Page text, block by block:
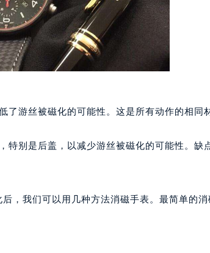
茂环球金融中心写字楼（芙蓉广场）10层13室
楼29层2905室（需提前预约）
务中心（品牌授权店）3层整层（需提前预约）
务中心（品牌授权店）1层整层（需提前预约）
务中心（品牌授权店）1层整层（需提前预约）
CCMALL）C座17层17-B（需提前预约）
层1015室（需提前预约）
7层G室（需提前预约）
C座12层1205室（需提前预约）
字楼1座11层1104室（需提前预约）
游丝被磁化的可能性。这是所有动作的相同
特别是后盖，以减少游丝被磁化的可能性。缺
，我们可以用几种方法消磁手表。最简单的